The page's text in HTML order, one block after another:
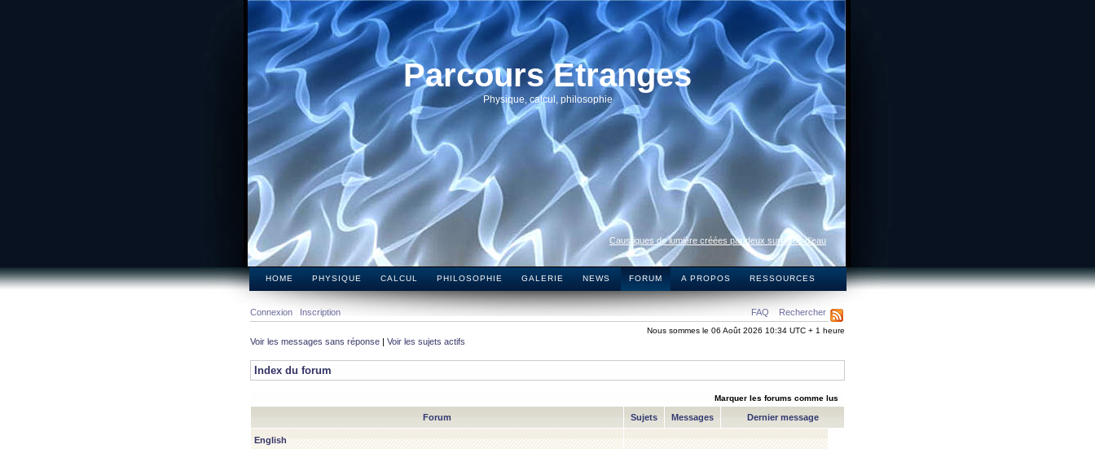
Parcours Etranges
Physique, calcul, philosophie
Caustiques de lumière créées par deux surfaces d’eau
HOME PHYSIQUE CALCUL PHILOSOPHIE GALERIE NEWS FORUM A PROPOS RESSOURCES
FAQ Rechercher
Connexion Inscription
Nous sommes le 06 Août 2026 10:34 UTC + 1 heure
Voir les messages sans réponse | Voir les sujets actifs
Index du forum
Marquer les forums comme lus
Forum Sujets Messages Dernier message
English